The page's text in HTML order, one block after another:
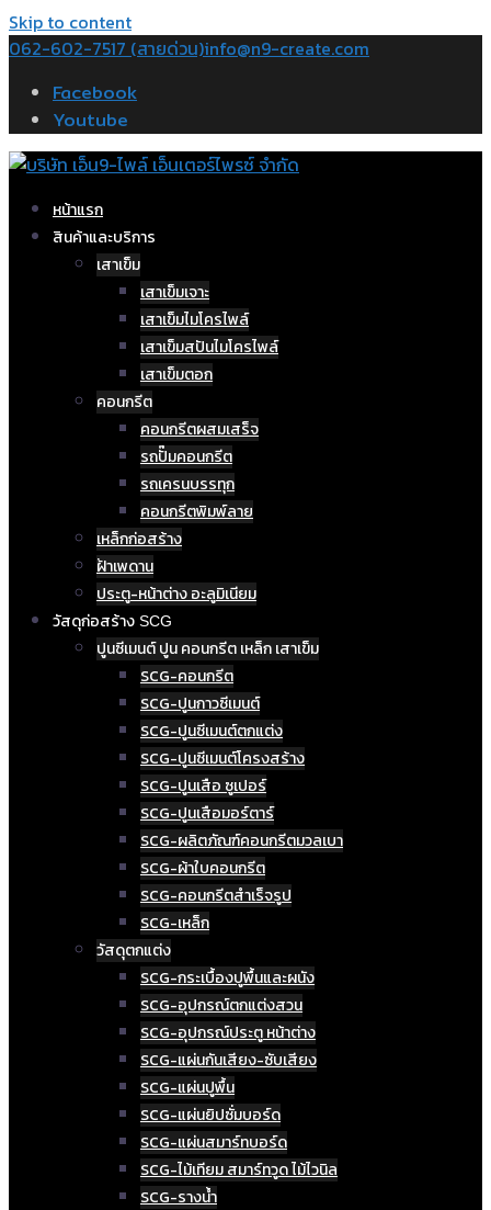
Skip to content
062-602-7517 (สายด่วน)info@n9-create.com
Facebook
Youtube
หน้าแรก
สินค้าและบริการ
เสาเข็ม
เสาเข็มเจาะ
เสาเข็มไมโครไพล์
เสาเข็มสปันไมโครไพล์
เสาเข็มตอก
คอนกรีต
คอนกรีตผสมเสร็จ
รถปั๊มคอนกรีต
รถเครนบรรทุก
คอนกรีตพิมพ์ลาย
เหล็กก่อสร้าง
ฝ้าเพดาน
ประตู-หน้าต่าง อะลูมิเนียม
วัสดุก่อสร้าง SCG
ปูนซีเมนต์ ปูน คอนกรีต เหล็ก เสาเข็ม
SCG-คอนกรีต
SCG-ปูนกาวซีเมนต์
SCG-ปูนซีเมนต์ตกแต่ง
SCG-ปูนซีเมนต์โครงสร้าง
SCG-ปูนเสือ ซูเปอร์
SCG-ปูนเสือมอร์ตาร์
SCG-ผลิตภัณฑ์คอนกรีตมวลเบา
SCG-ผ้าใบคอนกรีต
SCG-คอนกรีตสำเร็จรูป
SCG-เหล็ก
วัสดุตกแต่ง
SCG-กระเบื้องปูพื้นและผนัง
SCG-อุปกรณ์ตกแต่งสวน
SCG-อุปกรณ์ประตู หน้าต่าง
SCG-แผ่นกันเสียง-ซับเสียง
SCG-แผ่นปูพื้น
SCG-แผ่นยิปซั่มบอร์ด
SCG-แผ่นสมาร์ทบอร์ด
SCG-ไม้เทียม สมาร์ทวูด ไม้ไวนิล
SCG-รางน้ำ